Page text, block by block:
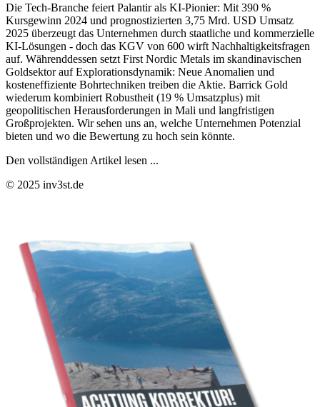
Die Tech-Branche feiert Palantir als KI-Pionier: Mit 390 %
Kursgewinn 2024 und prognostizierten 3,75 Mrd. USD Umsatz
2025 überzeugt das Unternehmen durch staatliche und kommerzielle
KI-Lösungen - doch das KGV von 600 wirft Nachhaltigkeitsfragen
auf. Währenddessen setzt First Nordic Metals im skandinavischen
Goldsektor auf Explorationsdynamik: Neue Anomalien und
kosteneffiziente Bohrtechniken treiben die Aktie. Barrick Gold
wiederum kombiniert Robustheit (19 % Umsatzplus) mit
geopolitischen Herausforderungen in Mali und langfristigen
Großprojekten. Wir sehen uns an, welche Unternehmen Potenzial
bieten und wo die Bewertung zu hoch sein könnte.
Den vollständigen Artikel lesen ...
© 2025 inv3st.de